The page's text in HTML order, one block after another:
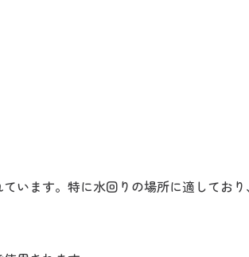
います。特に水回りの場所に適しており